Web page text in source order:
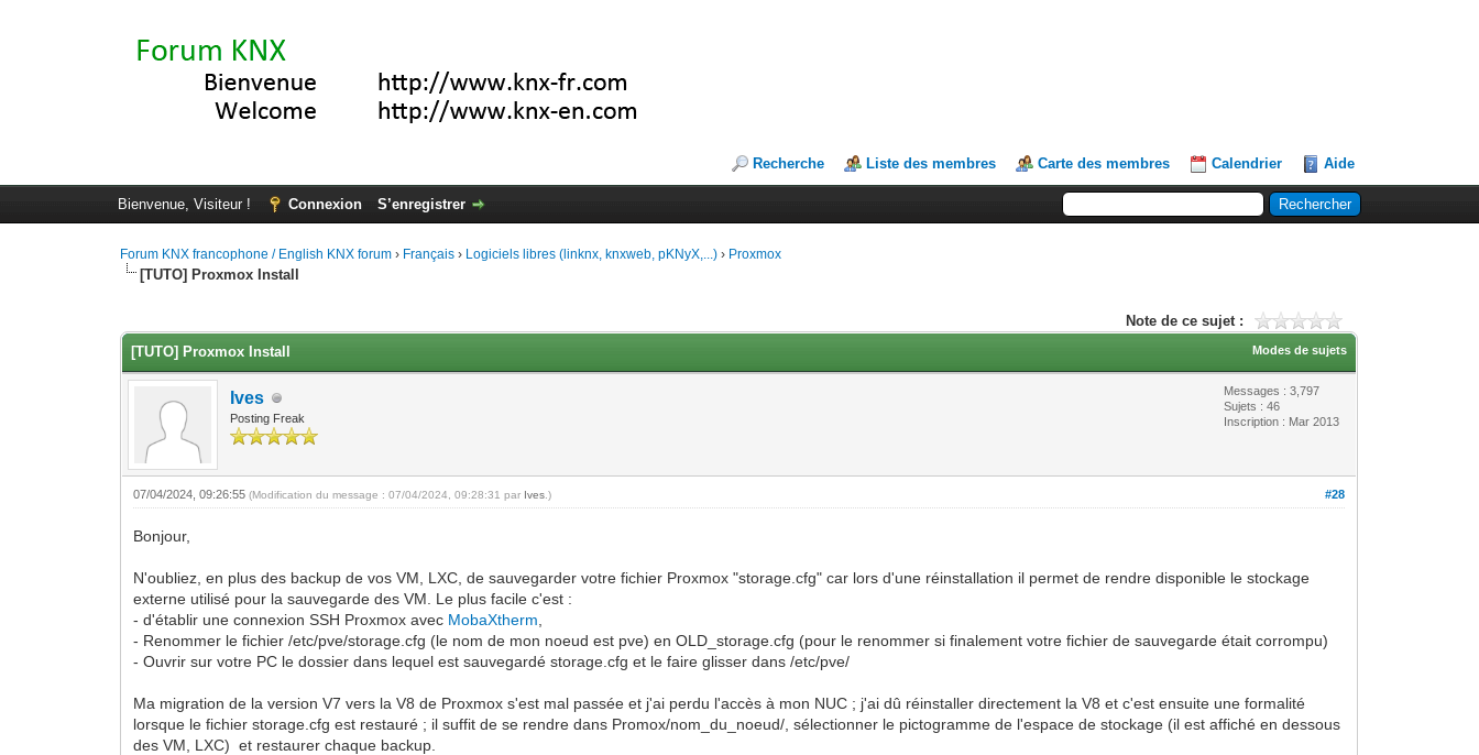
Recherche Liste des membres Carte des membres Calendrier Aide
Bienvenue, Visiteur ! Connexion S’enregistrer
Forum KNX francophone / English KNX forum › Français › Logiciels libres (linknx, knxweb, pKNyX,...) › Proxmox
[TUTO] Proxmox Install
Note de ce sujet :
Modes de sujets
[TUTO] Proxmox Install
Ives
Posting Freak
Messages : 3,797
Sujets : 46
Inscription : Mar 2013
#28
07/04/2024, 09:26:55(Modification du message : 07/04/2024, 09:28:31 par Ives .)
Bonjour,
N'oubliez, en plus des backup de vos VM, LXC, de sauvegarder votre fichier Proxmox "storage.cfg" car lors d'une réinstallation il permet de rendre disponible le stockage
externe utilisé pour la sauvegarde des VM. Le plus facile c'est :
- d'établir une connexion SSH Proxmox avec MobaXtherm
- Renommer le fichier /etc/pve/storage.cfg (le nom de mon noeud est pve) en OLD_storage.cfg (pour le renommer si finalement votre fichier de sauvegarde était corrompu)
- Ouvrir sur votre PC le dossier dans lequel est sauvegardé storage.cfg et le faire glisser dans /etc/pve/
Ma migration de la version V7 vers la V8 de Proxmox s'est mal passée et j'ai perdu l'accès à mon NUC ; j'ai dû réinstaller directement la V8 et c'est ensuite une formalité
lorsque le fichier storage.cfg est restauré ; il suffit de se rendre dans Promox/nom_du_noeud/, sélectionner le pictogramme de l'espace de stockage (il est affiché en dessous
des VM, LXC) et restaurer chaque backup.